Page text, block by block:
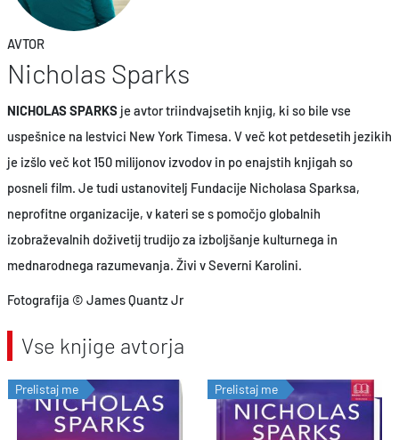
AVTOR
Nicholas Sparks
NICHOLAS SPARKSje avtor triindvajsetih knjig, ki so bile vse
uspešnice na lestvici New York Timesa. V več kot petdesetih jezikih
je izšlo več kot 150 milijonov izvodov in po enajstih knjigah so
posneli film. Je tudi ustanovitelj Fundacije Nicholasa Sparksa,
neprofitne organizacije, v kateri se s pomočjo globalnih
izobraževalnih doživetij trudijo za izboljšanje kulturnega in
mednarodnega razumevanja. Živi v Severni Karolini.
Fotografija © James Quantz Jr
Vse knjige avtorja
Prelistaj me Prelistaj me